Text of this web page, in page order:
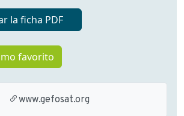
la ficha PDF
favorito
www.gefosat.org